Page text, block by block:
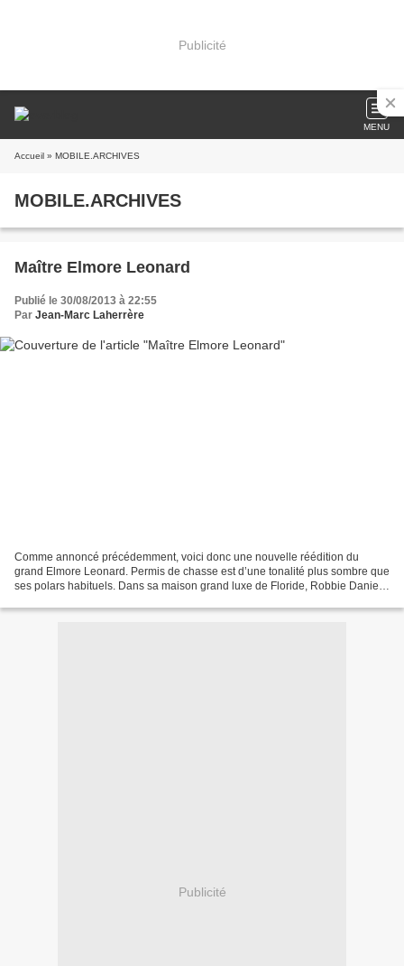
Publicité
MENU
Accueil » MOBILE.ARCHIVES
MOBILE.ARCHIVES
Maître Elmore Leonard
Publié le 30/08/2013 à 22:55
Par Jean-Marc Laherrère
Comme annoncé précédemment, voici donc une nouvelle réédition du
grand Elmore Leonard. Permis de chasse est d’une tonalité plus sombre que
ses polars habituels. Dans sa maison grand luxe de Floride, Robbie Daniels,
Publicité